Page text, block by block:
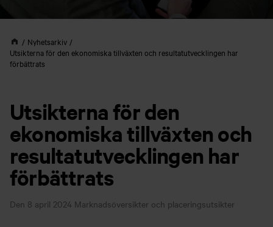
Nyhetsarkiv
Utsikterna för den ekonomiska tillväxten och resultatutvecklingen har
förbättrats
Utsikterna för den
ekonomiska tillväxten och
resultatutvecklingen har
förbättrats
Den 8 april 2024 Marknadsöversikter och placeringsutsikter